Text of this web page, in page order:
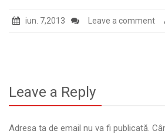
iun. 7,2013 Leave a comment
Leave a Reply
Adresa ta de email nu va fi publicată.